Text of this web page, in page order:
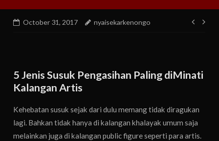
October 31, 2017 nyaisekarkenongo
Post
5 Jenis Susuk Pengasihan Paling diMinati
Kalangan Artis
Kehebatan susuk sejak dari dulu memang tidak diragukan
lagi. Bahkan tidak hanya di kalangan khalayak umum saja
melainkan juga di kalangan public figure seperti para artis.